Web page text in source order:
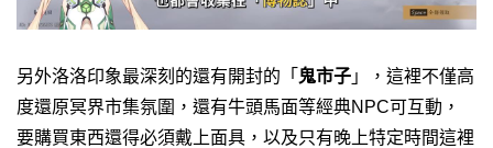
另外洛洛印象最深刻的還有開封的「 鬼市子 」，這裡不僅高
度還原冥界市集氛圍，還有牛頭馬面等經典NPC可互動，
要購買東西還得必須戴上面具，以及只有晚上特定時間這裡